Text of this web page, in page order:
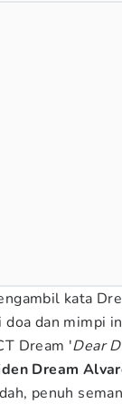
kata
doa dan mimpi
Dream 'Dear
Dream
penuh